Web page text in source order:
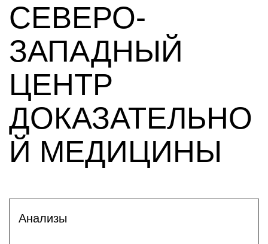
СЕВЕРО-
ЗАПАДНЫЙ
ЦЕНТР
ДОКАЗАТЕЛЬНО
Й МЕДИЦИНЫ
Анализы